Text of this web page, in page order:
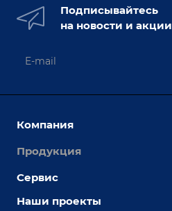
Подписывайтесь
на новости и акции
Компания
О компании
Продукция
Сборочно-сварочные столы
Оснастка для сварочных столов
Сервис
Сервисное обслуживание
Наши проекты